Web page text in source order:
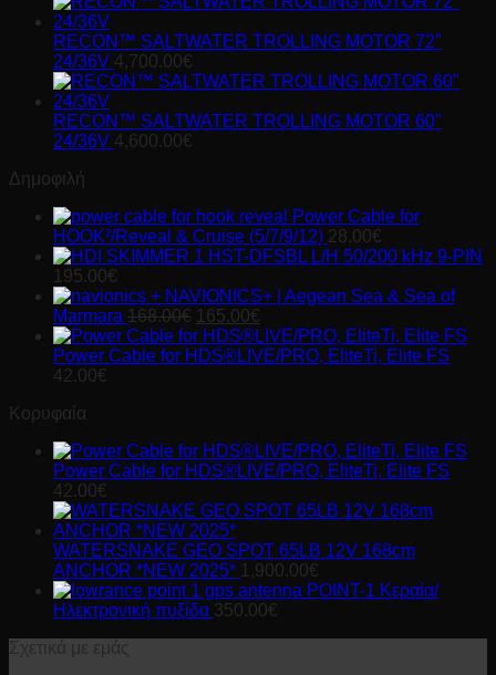
RECON™ SALTWATER TROLLING MOTOR 72"
24/36V 4,700.00€
RECON™ SALTWATER TROLLING MOTOR 60"
24/36V 4,600.00€
Δημοφιλή
Power Cable for
HOOK²/Reveal & Cruise (5/7/9/12) 28.00€
HST-DFSBL L/H 50/200 kHz 9-PIN
195.00€
NAVIONICS+ | Aegean Sea & Sea of
Marmara 168.00€ Original
price
was:
165.00€
τρέχουσα
τιμή
Power Cable for HDS®LIVE/PRO, EliteTi, Elite FS
42.00€
Κορυφαία
Power Cable for HDS®LIVE/PRO, EliteTi, Elite FS
42.00€
WATERSNAKE GEO SPOT 65LB 12V 168cm
ANCHOR *NEW 2025* 1,900.00€
POINT-1 Κεραία/
Ηλεκτρονική πυξίδα 350.00€
Σχετικά με εμάς